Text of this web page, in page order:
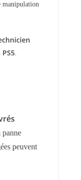
manipulation
.
panne
peuvent